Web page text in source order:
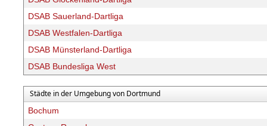
DSAB Sauerland-Dartliga
DSAB Westfalen-Dartliga
DSAB Münsterland-Dartliga
DSAB Bundesliga West
Städte in der Umgebung von Dortmund
Bochum